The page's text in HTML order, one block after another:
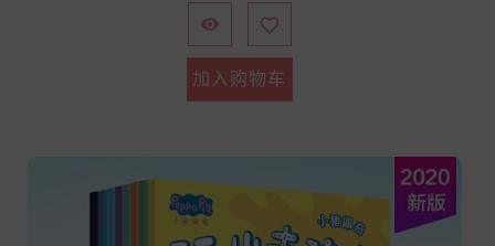
 
加入购物车